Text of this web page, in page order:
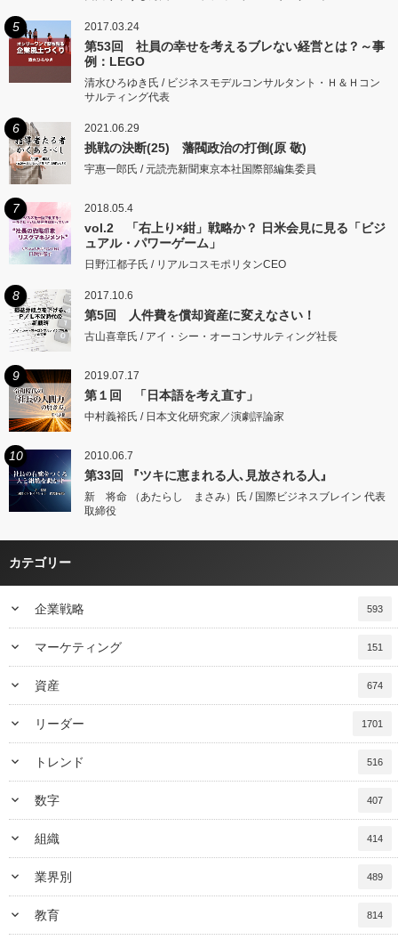
5 2017.03.24
第53回 社員の幸せを考えるブレない経営とは？～事
例：LEGO
清水ひろゆき氏 / ビジネスモデルコンサルタント・Ｈ＆Ｈコン
サルティング代表
6 2021.06.29
挑戦の決断(25) 藩閥政治の打倒(原 敬)
宇惠一郎氏 / 元読売新聞東京本社国際部編集委員
7 2018.05.4
vol.2 「右上り×紺」戦略か？ 日米会見に見る「ビジ
ュアル・パワーゲーム」
日野江都子氏 / リアルコスモポリタンCEO
8 2017.10.6
第5回 人件費を償却資産に変えなさい！
古山喜章氏 / アイ・シー・オーコンサルティング社長
9 2019.07.17
第１回 「日本語を考え直す」
中村義裕氏 / 日本文化研究家／演劇評論家
10 2010.06.7
第33回 『ツキに恵まれる人､見放される人』
新 将命 （あたらし まさみ）氏 / 国際ビジネスブレイン 代表
取締役
カテゴリー
keyboard_arrow_down 企業戦略 593
keyboard_arrow_down マーケティング 151
keyboard_arrow_down 資産 674
keyboard_arrow_down リーダー 1701
keyboard_arrow_down トレンド 516
keyboard_arrow_down 数字 407
keyboard_arrow_down 組織 414
keyboard_arrow_down 業界別 489
keyboard_arrow_down 教育 814